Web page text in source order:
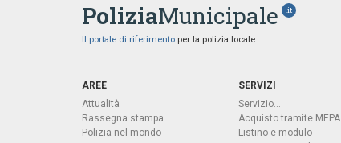
PoliziaMunicipale .it
Il portale di riferimento per la polizia locale
AREE
Attualità
Rassegna stampa
Polizia nel mondo
SERVIZI
Servizio...
Acquisto tramite MEPA
Listino e modulo